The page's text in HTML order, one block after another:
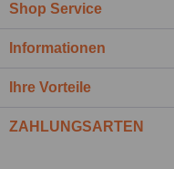
Shop Service
Informationen
Ihre Vorteile
ZAHLUNGSARTEN